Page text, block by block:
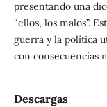
presentando una
“ellos, los malos”.
guerra y la política
con consecuencias
Descargas